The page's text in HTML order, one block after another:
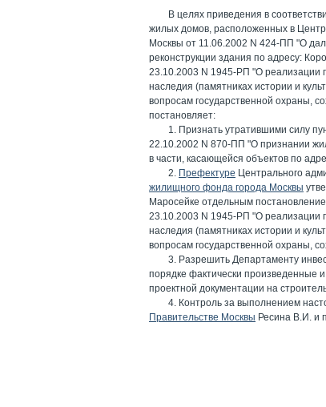
В целях приведения в
жилых домов, расположенных в
Москвы от 11.06.2002 N 424-ПП "О
реконструкции здания по адресу:
23.10.2003 N 1945-РП "О реализации
наследия (памятниках истории и
вопросам государственной охраны,
постановляет:
1. Признать утратившими силу
22.10.2002 N 870-ПП "О признании
в части, касающейся объектов по
2. Префектуре Центрального
жилищного фонда города Москвы
Маросейке отдельным
23.10.2003 N 1945-РП "О реализации
наследия (памятниках истории и
вопросам государственной охраны,
3. Разрешить Департаменту
порядке фактически произведенные
проектной документации на
4. Контроль за выполнением
Правительстве Москвы Ресина В.И. и